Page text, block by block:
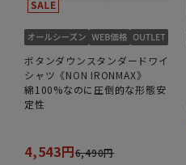
ボタンダウンスタンダードワイ
シャツ《NON IRONMAX》
綿100%なのに圧倒的な形態安
定性
4,543円6,490円